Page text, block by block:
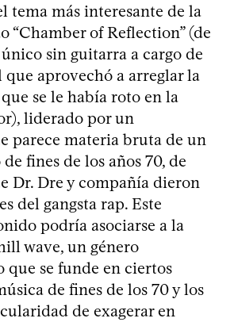
tema más interesante de la
“Chamber of Reflection” (de
sin guitarra a cargo de
que aprovechó a arreglar la
se le había roto en la
liderado por un
parece materia bruta de un
fines de los años 70, de
Dr. Dre y compañía dieron
del gangsta rap. Este
podría asociarse a la
wave, un género
que se funde en ciertos
de fines de los 70 y los
de exagerar en